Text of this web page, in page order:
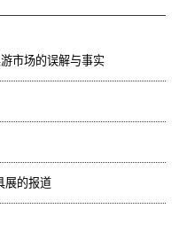
市场的误解与事实
展的报道